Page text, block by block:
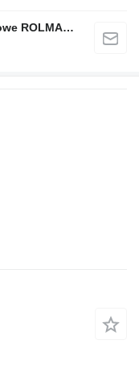
Przedsiębiorstwo Produkcyjno-Handlowe ROLMAPOL Marcin Dziekan